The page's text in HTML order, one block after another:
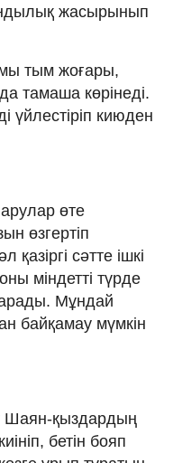
жасырынып
тым жоғары,
тамаша көрінеді.
үйлестіріп киюден
арулар өте
өзгертіп
сәтте ішкі
міндетті түрде
Мұндай
байқамау мүмкін
Шаян-қыздардың
бетін бояп